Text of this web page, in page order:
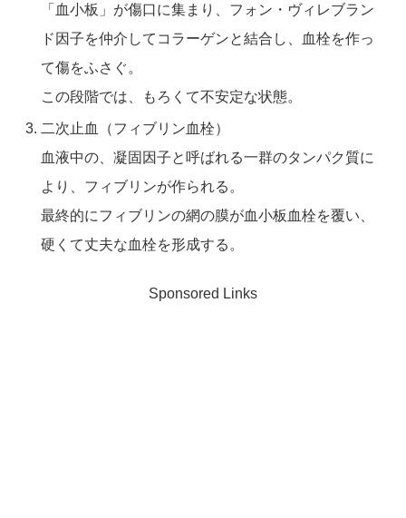
「血小板」が傷口に集まり、フォン・ヴィレブラン
ド因子を仲介してコラーゲンと結合し、血栓を作っ
て傷をふさぐ。
この段階では、もろくて不安定な状態。
二次止血（フィブリン血栓）
血液中の、凝固因子と呼ばれる一群のタンパク質に
より、フィブリンが作られる。
最終的にフィブリンの網の膜が血小板血栓を覆い、
硬くて丈夫な血栓を形成する。
Sponsored Links